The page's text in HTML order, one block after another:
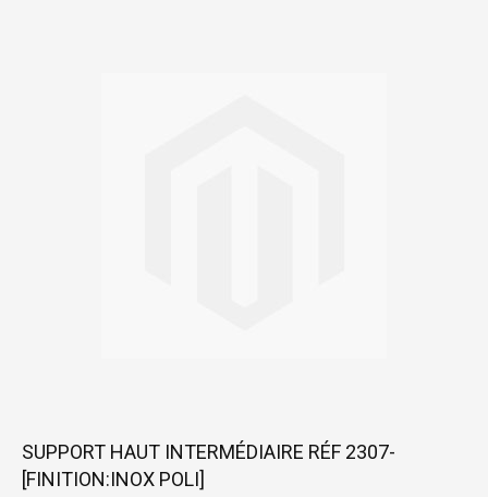
Skip
the
SUPPORT HAUT INTERMÉDIAIRE RÉF 2307-
[FINITION:INOX POLI]